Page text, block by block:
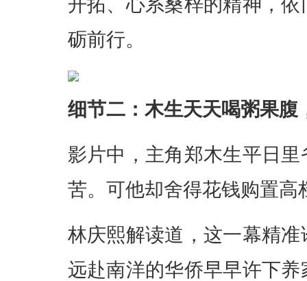
开拓、心系桑梓的精神，
砺前行。
细节二：木生天天喝粥果腹
影片中，主角郑木生平日
苦。可他却舍得花钱购置
林庆熙解读道，这一幕精
远赴南洋的华侨早早许下